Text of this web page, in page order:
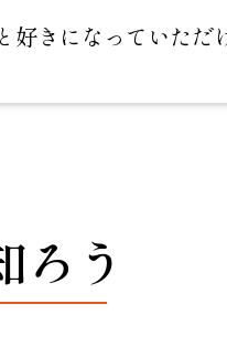
好きになっていただ
ろう